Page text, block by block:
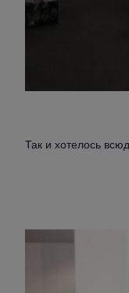
Так и хотелось